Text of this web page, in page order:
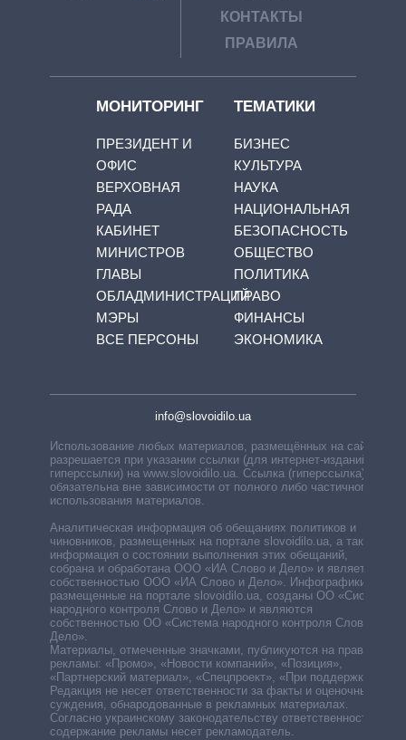
КОНТАКТЫ
ПРАВИЛА
МОНИТОРИНГ
ПРЕЗИДЕНТ И
ОФИС
ВЕРХОВНАЯ
РАДА
КАБИНЕТ
МИНИСТРОВ
ГЛАВЫ
ОБЛАДМИНИСТРАЦИЙ
МЭРЫ
ВСЕ ПЕРСОНЫ
ТЕМАТИКИ
БИЗНЕС
КУЛЬТУРА
НАУКА
НАЦИОНАЛЬНАЯ
БЕЗОПАСНОСТЬ
ОБЩЕСТВО
ПОЛИТИКА
ПРАВО
ФИНАНСЫ
ЭКОНОМИКА
info@slovoidilo.ua
Использование любых материалов, размещённых на сайте,
разрешается при указании ссылки (для интернет-изданий —
гиперссылки) на www.slovoidilo.ua. Ссылка (гиперссылка)
обязательна вне зависимости от полного либо частичного
использования материалов.
Аналитическая информация об обещаниях политиков и
чиновников, размещенных на портале slovoidilo.ua, а также
информация о состоянии выполнения этих обещаний,
собрана и обработана ООО «ИА Слово и Дело» и является
собственностью ООО «ИА Слово и Дело». Инфографики,
размещенные на портале slovoidilo.ua, созданы ОО «Система
народного контроля Слово и Дело» и являются
собственностью ОО «Система народного контроля Слово и
Дело».
Материалы, отмеченные значками, публикуются на правах
рекламы: «Промо», «Новости компаний», «Позиция»,
«Партнерский материал», «Спецпроект», «При поддержке».
Редакция не несет ответственности за факты и оценочные
суждения, обнародованные в рекламных материалах.
Согласно украинскому законодательству ответственность за
содержание рекламы несет рекламодатель.